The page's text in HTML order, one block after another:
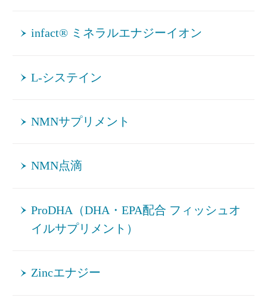
infact® ミネラルエナジーイオン
L-システイン
NMNサプリメント
NMN点滴
ProDHA（DHA・EPA配合 フィッシュオ
イルサプリメント）
Zincエナジー